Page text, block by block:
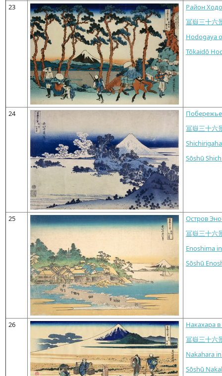
23
Район
冨嶽三十六
Hodogaya
Tōkaidō
24
冨嶽三十
Sōshū
25
Остров
冨嶽三十
Enoshima
Sōshū
26
Накахара
冨嶽三十
Nakahara
Sōshū